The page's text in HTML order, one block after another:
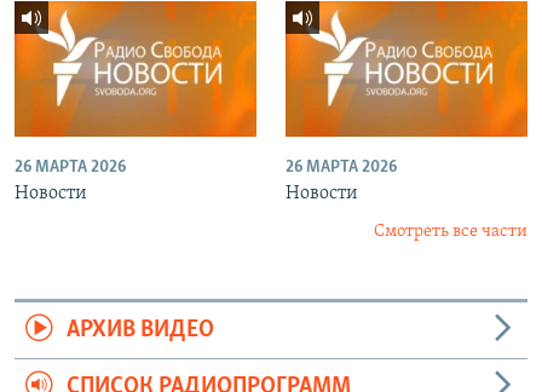
26 МАРТА 2026
Новости
26 МАРТА 2026
Новости
Смотреть все части
АРХИВ ВИДЕО